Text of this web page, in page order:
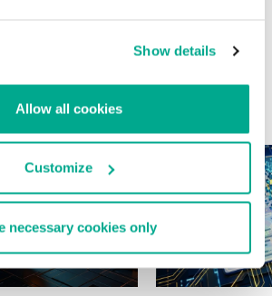
Show details
Allow all cookies
Customize
necessary cookies only